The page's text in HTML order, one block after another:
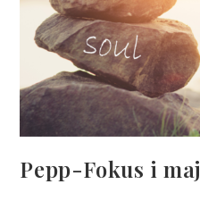
Pepp-Fokus i maj